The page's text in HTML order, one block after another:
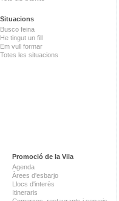
Situacions
Busco feina
He tingut un fill
Em vull formar
Totes les situacions
Promoció de la Vila
Agenda
Àrees d'esbarjo
Llocs d'interès
Itineraris